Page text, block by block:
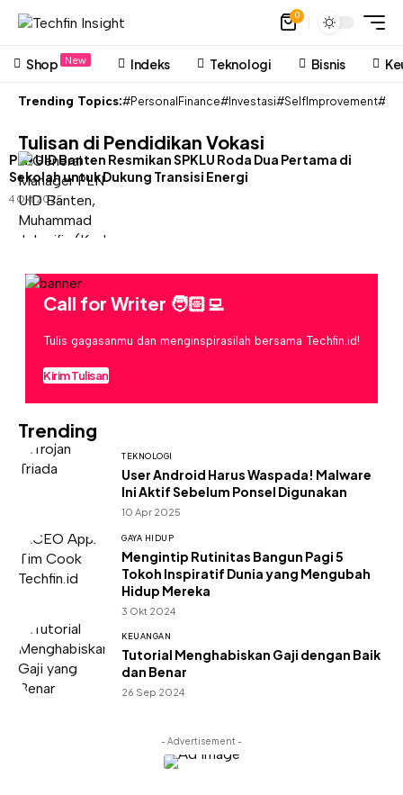
0
Shop New Indeks Teknologi Bisnis
Trending Topics:#PersonalFinance#Investasi#SelfImprovement
Tulisan di Pendidikan Vokasi
PLN UID Banten Resmikan SPKLU Roda Dua Pertama di
Sekolah untuk Dukung Transisi Energi
4 Okt 2025
Call for Writer 🧑🏻‍💻
Tulis gagasanmu dan menginspirasilah bersama Techfin.id!
Kirim Tulisan
Trending
TEKNOLOGI
User Android Harus Waspada! Malware
Ini Aktif Sebelum Ponsel Digunakan
10 Apr 2025
GAYA HIDUP
Mengintip Rutinitas Bangun Pagi 5
Tokoh Inspiratif Dunia yang Mengubah
Hidup Mereka
3 Okt 2024
KEUANGAN
Tutorial Menghabiskan Gaji dengan Baik
dan Benar
26 Sep 2024
- Advertisement -